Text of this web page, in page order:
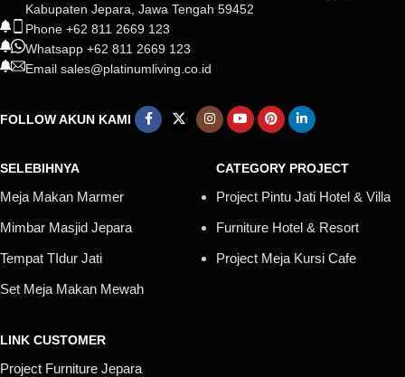
Kabupaten Jepara, Jawa Tengah 59452
Phone +62 811 2669 123
Whatsapp +62 811 2669 123
Email sales@platinumliving.co.id
FOLLOW AKUN KAMI
SELEBIHNYA
Meja Makan Marmer
Mimbar Masjid Jepara
Tempat TIdur Jati
Set Meja Makan Mewah
CATEGORY PROJECT
Project Pintu Jati Hotel & Villa
Furniture Hotel & Resort
Project Meja Kursi Cafe
LINK CUSTOMER
Project Furniture Jepara